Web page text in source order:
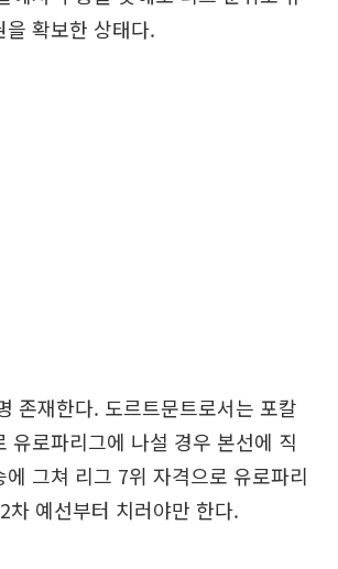
을 확보한 상태다.
존재한다. 도르트문트로서는 포칼
유로파리그에 나설 경우 본선에 직
에 그쳐 리그 7위 자격으로 유로파리
차 예선부터 치러야만 한다.